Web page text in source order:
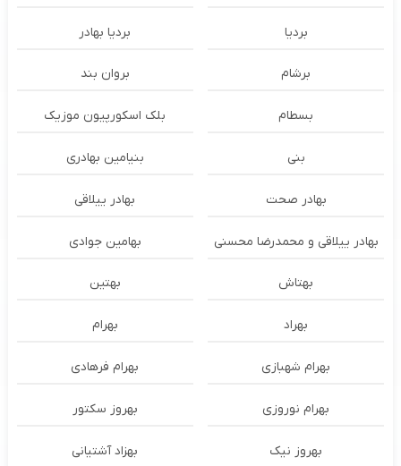
بردیا بردیا بهادر
برشام بروان بند
بسطام بلک اسکورپیون موزیک
بنی بنیامین بهادری
بهادر صحت بهادر ییلاقی
بهادر ییلاقی و محمدرضا محسنی بهامین جوادی
بهتاش بهتین
بهراد بهرام
بهرام شهبازی بهرام فرهادی
بهرام نوروزی بهروز سکتور
بهروز نیک بهزاد آشتیانی